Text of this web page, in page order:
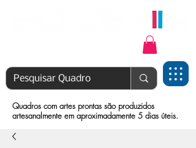
Quadros com artes prontas são produzidos
artesanalmente em aproximadamente 5 dias úteis.